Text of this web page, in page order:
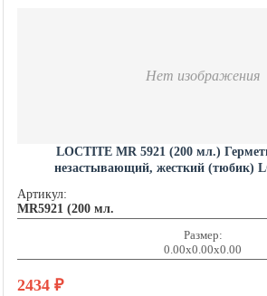
Нет изображения
LOCTITE MR 5921 (200 мл.)
незастывающий, жесткий (тюбик)
Артикул:
MR5921 (200 мл.
Размер:
0.00x0.00x0.00
2434 ₽